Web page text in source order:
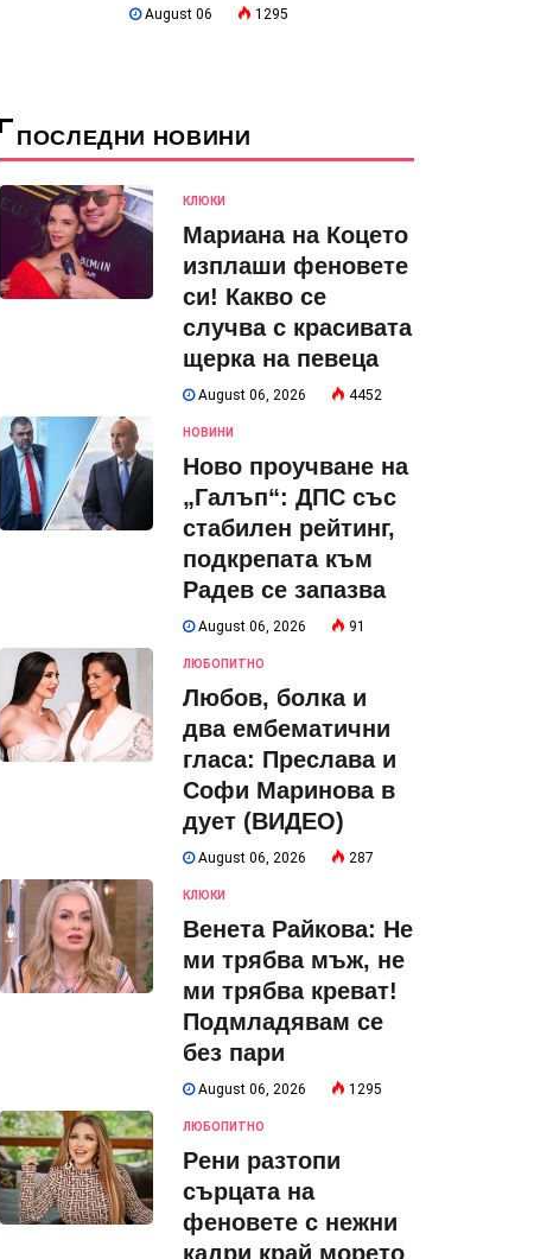
August 06 1295
ПОСЛЕДНИ НОВИНИ
КЛЮКИ
Мариана на Коцето
изплаши феновете
си! Какво се
случва с красивата
щерка на певеца
August 06, 2026 4452
НОВИНИ
Ново проучване на
„Галъп“: ДПС със
стабилен рейтинг,
подкрепата към
Радев се запазва
August 06, 2026 91
ЛЮБОПИТНО
Любов, болка и
два ембематични
гласа: Преслава и
Софи Маринова в
дует (ВИДЕО)
August 06, 2026 287
КЛЮКИ
Венета Райкова: Не
ми трябва мъж, не
ми трябва креват!
Подмладявам се
без пари
August 06, 2026 1295
ЛЮБОПИТНО
Рени разтопи
сърцата на
феновете с нежни
кадри край морето